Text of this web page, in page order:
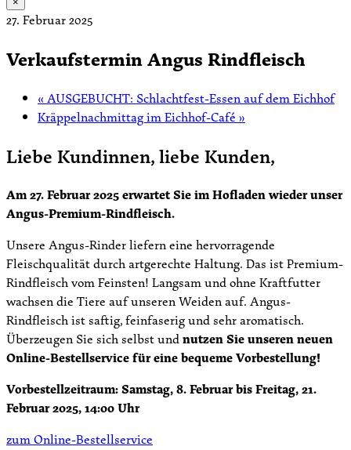
27. Februar 2025
Verkaufstermin Angus Rindfleisch
« AUSGEBUCHT: Schlachtfest-Essen auf dem Eichhof
Kräppelnachmittag im Eichhof-Café »
Liebe Kundinnen, liebe Kunden,
Am 27. Februar 2025 erwartet Sie im Hofladen wieder unser
Angus-Premium-Rindfleisch.
Unsere Angus-Rinder liefern eine hervorragende
Fleischqualität durch artgerechte Haltung. Das ist Premium-
Rindfleisch vom Feinsten! Langsam und ohne Kraftfutter
wachsen die Tiere auf unseren Weiden auf. Angus-
Rindfleisch ist saftig, feinfaserig und sehr aromatisch.
Überzeugen Sie sich selbst undnutzen Sie unseren neuen
Online-Bestellservice für eine bequeme Vorbestellung!
Vorbestellzeitraum: Samstag, 8. Februar bis Freitag, 21.
Februar 2025, 14:00 Uhr
zum Online-Bestellservice